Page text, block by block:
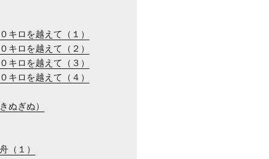
キロを越えて（１）
キロを越えて（２）
キロを越えて（３）
キロを越えて（４）
ぬぎぬ）
（１）